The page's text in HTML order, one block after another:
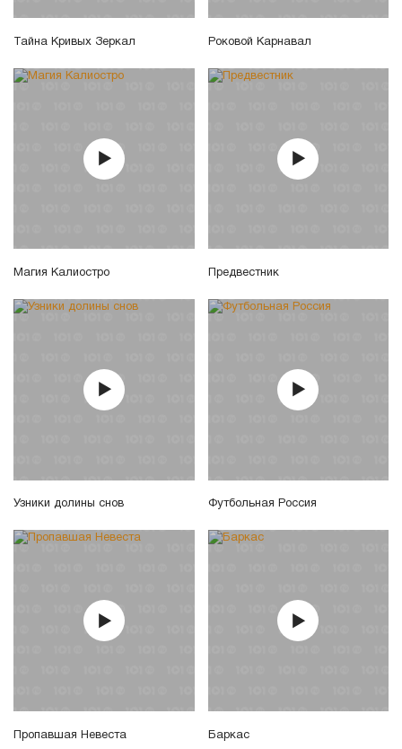
Тайна Кривых Зеркал Роковой Карнавал
Магия Калиостро Предвестник
Узники долины снов Футбольная Россия
Пропавшая Невеста Баркас